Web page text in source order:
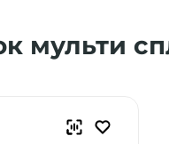
систем
Кассетные
Напольно-
Колонные
мульти